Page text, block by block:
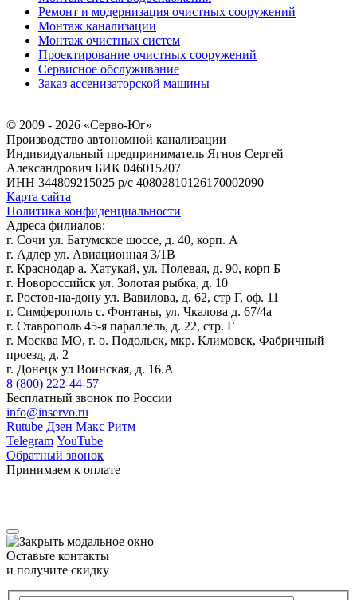
Ремонт и модернизация очистных сооружений
Монтаж канализации
Монтаж очистных систем
Проектирование очистных сооружений
Сервисное обслуживание
Заказ ассенизаторской машины
© 2009 - 2026 «Серво-Юг»
Производство автономной канализации
Индивидуальный предприниматель Ягнов Сергей
Александрович БИК 046015207
ИНН 344809215025 р/с 40802810126170002090
Карта сайта
Политика конфиденциальности
Адреса филиалов:
г. Сочи ул. Батумское шоссе, д. 40, корп. А
г. Адлер ул. Авиационная 3/1В
г. Краснодар а. Хатукай, ул. Полевая, д. 90, корп Б
г. Новороссийск ул. Золотая рыбка, д. 10
г. Ростов-на-дону ул. Вавилова, д. 62, стр Г, оф. 11
г. Симферополь с. Фонтаны, ул. Чкалова д. 67/4а
г. Ставрополь 45-я параллель, д. 22, стр. Г
г. Москва МО, г. о. Подольск, мкр. Климовск, Фабричный
проезд, д. 2
г. Донецк ул Воинская, д. 16.А
8 (800) 222-44-57
Бесплатный звонок по России
info@inservo.ru
Rutube Дзен Макс Ритм
Telegram YouTube
Обратный звонок
Принимаем к оплате
Оставьте контакты
и получите скидку